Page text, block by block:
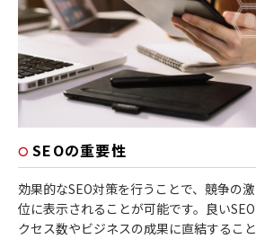
SEOの重要性
効果的なSEO対策を行うことで、競争の
位に表示されることが可能です。良い
クセス数やビジネスの成果に直結すること